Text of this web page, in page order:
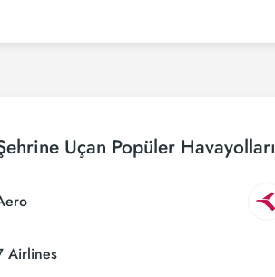
Uçan Popüler Havayolları
Airlines